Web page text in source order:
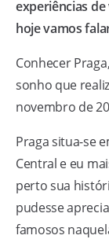
experiências
hoje vamos
Conhecer
sonho que
novembro de
Praga situa-se
Central e eu
perto sua
pudesse
famosos